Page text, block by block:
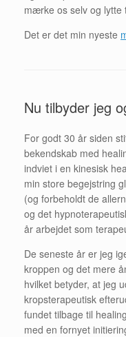
mærke os selv og lytte
Det er det min nyeste
Nu tilbyder jeg
For godt 30 år siden
bekendskab med
indviet i en kinesisk
min store begejstring
(og forbeholdt de
og det
år arbejdet som
De seneste år er jeg
kroppen og det mere
hvilket betyder, at jeg
kropsterapeutisk
fundet tilbage til
med en fornyet